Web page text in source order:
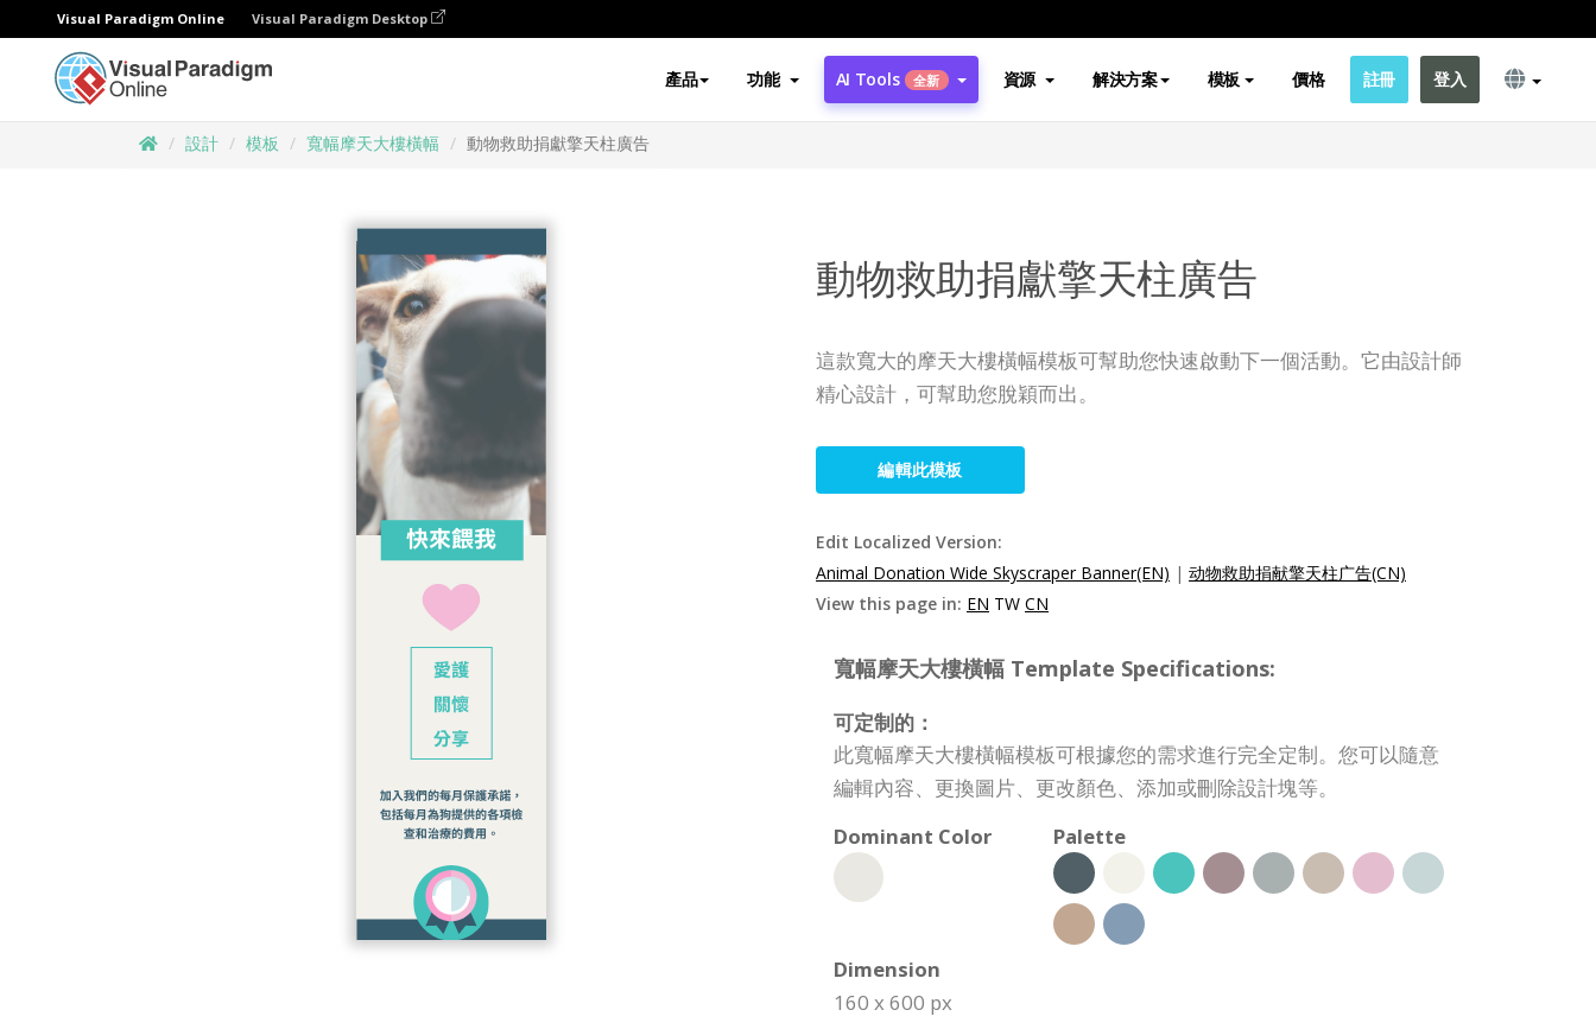
Visual Paradigm Online Visual Paradigm Desktop
產品 功能 AI Tools 全新 資源 解決方案 模板 價格 註冊 登入
設計 模板 寬幅摩天大樓橫幅 動物救助捐獻擎天柱廣告
動物救助捐獻擎天柱廣告
這款寬大的摩天大樓橫幅模板可幫助您快速啟動下一個活動。它由設計師
精心設計，可幫助您脫穎而出。
編輯此模板
Edit Localized Version:
Animal Donation Wide Skyscraper Banner(EN) | 动物救助捐献擎天柱广告(CN)
View this page in: EN TW CN
寬幅摩天大樓橫幅 Template Specifications:
可定制的：
此寬幅摩天大樓橫幅模板可根據您的需求進行完全定制。您可以隨意
編輯內容、更換圖片、更改顏色、添加或刪除設計塊等。
Dominant Color
Palette
Dimension
160 x 600 px